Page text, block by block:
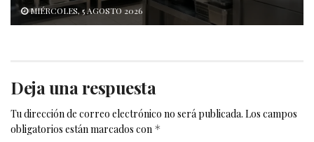
MIÉRCOLES, 5 AGOSTO 2026
Deja una respuesta
Tu dirección de correo electrónico no será publicada. Los campos
obligatorios están marcados con *